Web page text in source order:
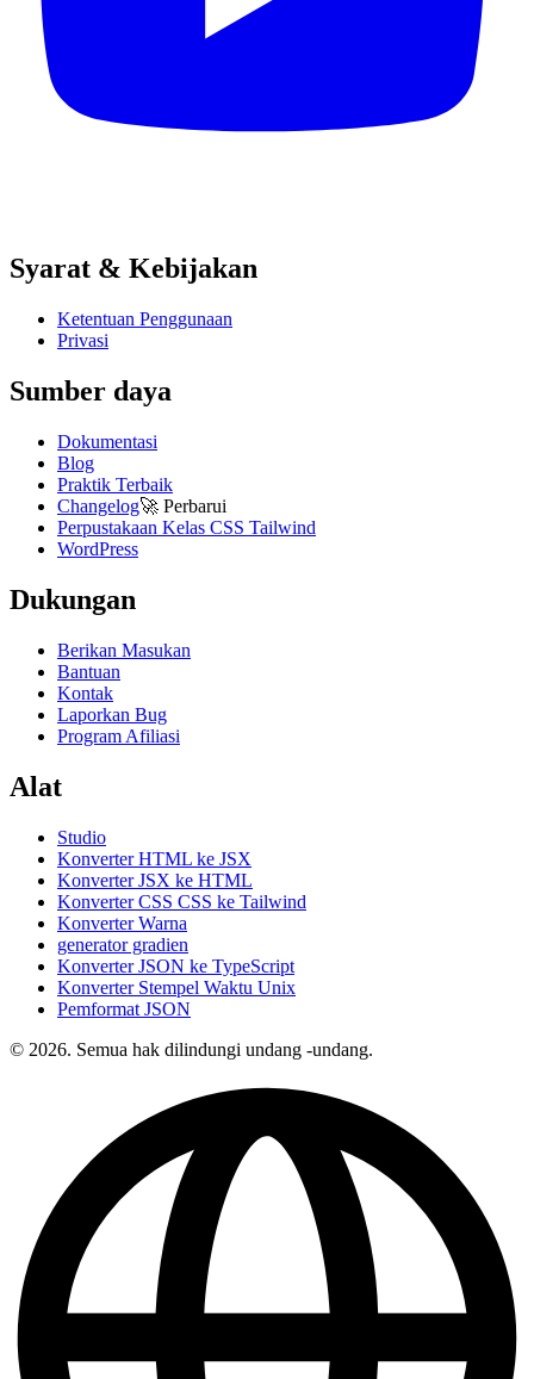
Syarat & Kebijakan
Ketentuan Penggunaan
Privasi
Sumber daya
Dokumentasi
Blog
Praktik Terbaik
Changelog🚀 Perbarui
Perpustakaan Kelas CSS Tailwind
WordPress
Dukungan
Berikan Masukan
Bantuan
Kontak
Laporkan Bug
Program Afiliasi
Alat
Studio
Konverter HTML ke JSX
Konverter JSX ke HTML
Konverter CSS CSS ke Tailwind
Konverter Warna
generator gradien
Konverter JSON ke TypeScript
Konverter Stempel Waktu Unix
Pemformat JSON
© 2026. Semua hak dilindungi undang -undang.